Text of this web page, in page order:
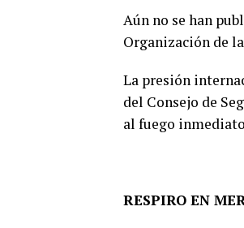
Aún no se han
Organización de
La presión
del Consejo de
al fuego
RESPIRO EN